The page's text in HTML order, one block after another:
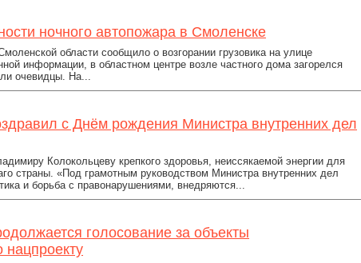
ночного автопожара в Смоленске
области сообщило о возгорании грузовика на улице
информации, в областном центре возле частного дома загорелся
очевидцы. На...
с Днём рождения Министра внутренних дел
Колокольцеву крепкого здоровья, неиссякаемой энергии для
страны. «Под грамотным руководством Министра внутренних дел
и борьба с правонарушениями, внедряются...
голосование за объекты
нацпроекту